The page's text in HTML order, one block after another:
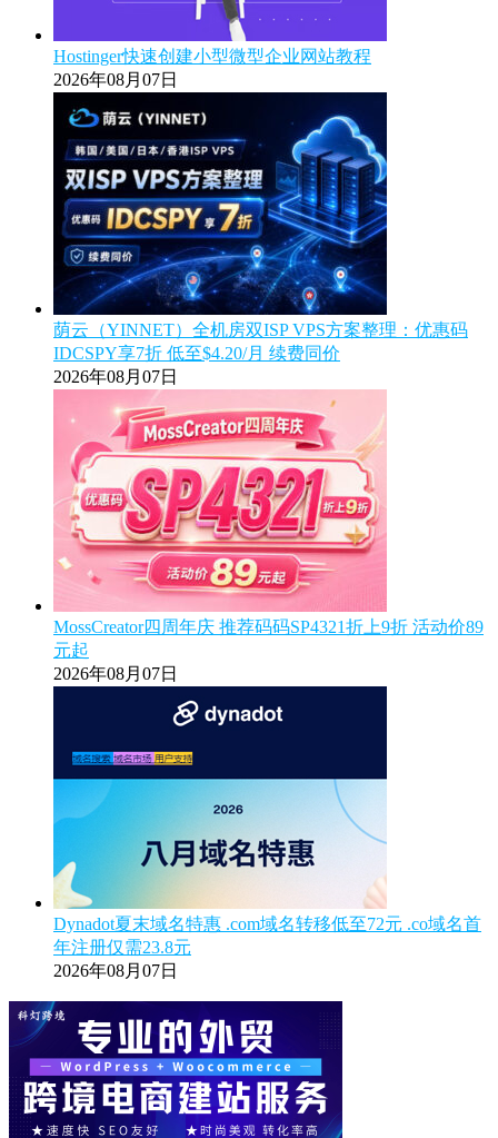
Hostinger快速创建小型微型企业网站教程
2026年08月07日
荫云（YINNET）全机房双ISP VPS方案整理：优惠码
IDCSPY享7折 低至$4.20/月 续费同价
2026年08月07日
MossCreator四周年庆 推荐码码SP4321折上9折 活动价89
元起
2026年08月07日
Dynadot夏末域名特惠 .com域名转移低至72元 .co域名首
年注册仅需23.8元
2026年08月07日